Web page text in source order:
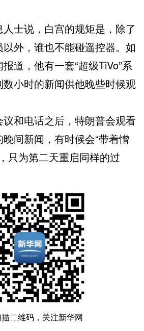
士说，白宫的规矩是，除了
外，谁也不能碰遥控器。如
道，他有一套“超级TiVo”系
小时的新闻供他晚些时候观
和电话之后，特朗普会观看
间新闻，有时候会“带着憎
只为第二天重启同样的过
二维码，关注新华网